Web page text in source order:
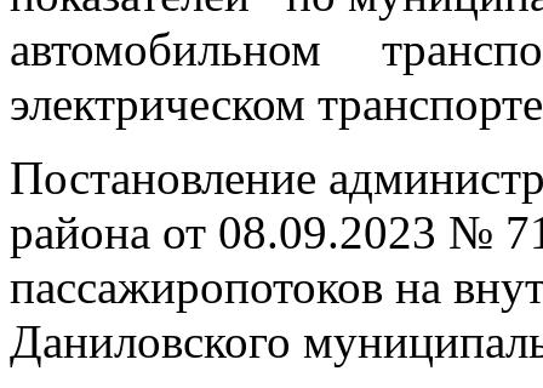
автомобильном
электрическом
Постановление
района от 08.09.2023 №
пассажиропотоков на
Даниловского